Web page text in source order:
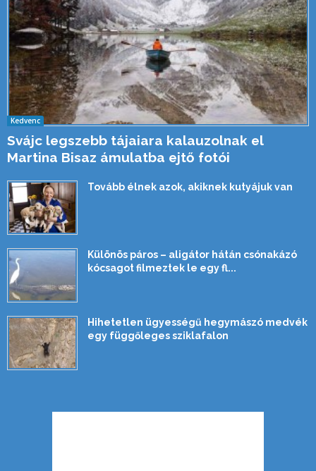
Kedvenc
Svájc legszebb tájaiara kalauzolnak el
Martina Bisaz ámulatba ejtő fotói
Tovább élnek azok, akiknek kutyájuk van
Különös páros – aligátor hátán csónakázó
kócsagot filmeztek le egy fl...
Hihetetlen ügyességű hegymászó medvék
egy függőleges sziklafalon